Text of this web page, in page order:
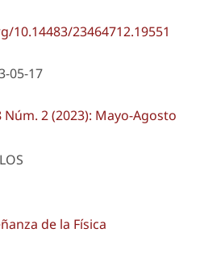
10.14483/23464712.19551
05-17
Núm. 2 (2023): Mayo-Agosto
de la Física